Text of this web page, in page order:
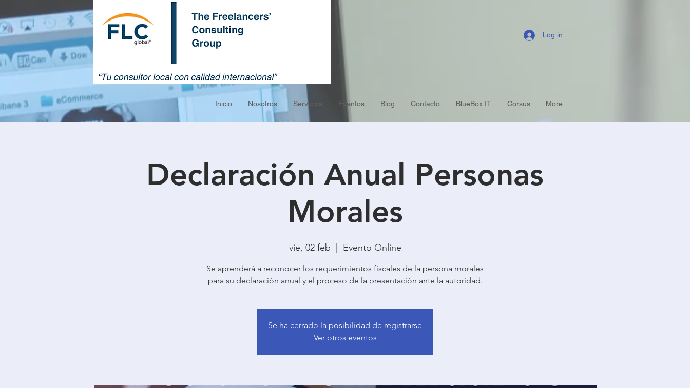
Log in
Inicio Nosotros Servicios Eventos Blog Contacto BlueBox IT Corsus More
Declaración Anual Personas
Morales
vie, 02 feb Evento Online
Se aprenderá a reconocer los requerimientos fiscales de la persona morales
para su declaración anual y el proceso de la presentación ante la autoridad.
Se ha cerrado la posibilidad de registrarse
Ver otros eventos